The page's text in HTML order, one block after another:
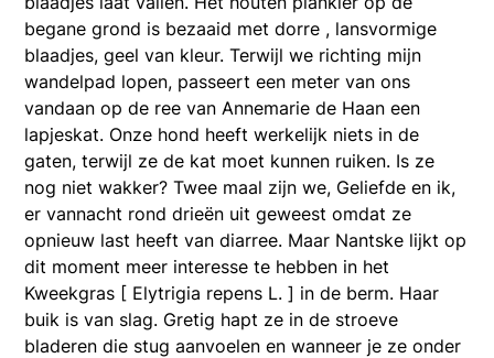
begane grond is bezaaid met dorre , lansvormige
blaadjes, geel van kleur. Terwijl we richting mijn
wandelpad lopen, passeert een meter van ons
vandaan op de ree van Annemarie de Haan een
lapjeskat. Onze hond heeft werkelijk niets in de
gaten, terwijl ze de kat moet kunnen ruiken. Is ze
nog niet wakker? Twee maal zijn we, Geliefde en ik,
er vannacht rond drieën uit geweest omdat ze
opnieuw last heeft van diarree. Maar Nantske lijkt op
dit moment meer interesse te hebben in het
Kweekgras [ Elytrigia repens L. ] in de berm. Haar
buik is van slag. Gretig hapt ze in de stroeve
bladeren die stug aanvoelen en wanneer je ze onder